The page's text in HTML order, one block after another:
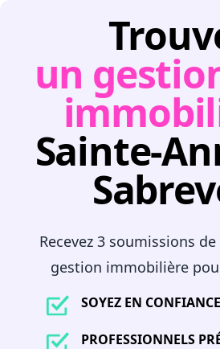
un
Sainte-
Recevez 3 soumissions
gestion immobilière
SOYEZ EN CONFIANCE
PROFESSIONNELS